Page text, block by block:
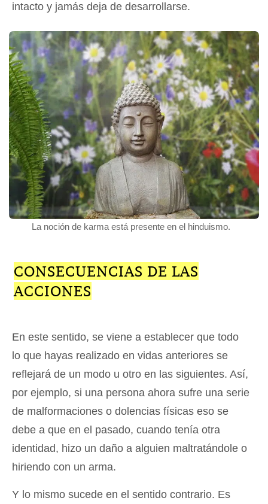
intacto y jamás deja de desarrollarse.
La noción de karma está presente en el hinduismo.
CONSECUENCIAS DE LAS
ACCIONES
En este sentido, se viene a establecer que todo
lo que hayas realizado en vidas anteriores se
reflejará de un modo u otro en las siguientes. Así,
por ejemplo, si una persona ahora sufre una serie
de malformaciones o dolencias físicas eso se
debe a que en el pasado, cuando tenía otra
identidad, hizo un daño a alguien maltratándole o
hiriendo con un arma.
Y lo mismo sucede en el sentido contrario. Es